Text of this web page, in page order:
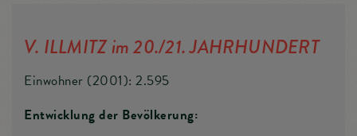
V. ILLMITZ im 20./21. JAHRHUNDERT
Einwohner (2001): 2.595
Entwicklung der Bevölkerung: